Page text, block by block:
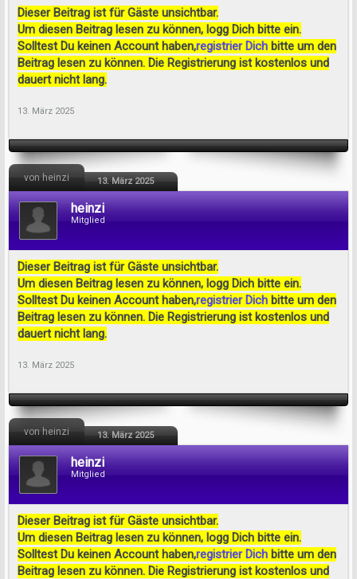
Dieser Beitrag ist für Gäste unsichtbar.
Um diesen Beitrag lesen zu können, logg Dich bitte ein.
Solltest Du keinen Account haben,registrier Dich bitte um den
Beitrag lesen zu können. Die Registrierung ist kostenlos und
dauert nicht lang.
13. März 2025
von heinzi 13. März 2025
heinzi
Mitglied
Dieser Beitrag ist für Gäste unsichtbar.
Um diesen Beitrag lesen zu können, logg Dich bitte ein.
Solltest Du keinen Account haben,registrier Dich bitte um den
Beitrag lesen zu können. Die Registrierung ist kostenlos und
dauert nicht lang.
13. März 2025
von heinzi 13. März 2025
heinzi
Mitglied
Dieser Beitrag ist für Gäste unsichtbar.
Um diesen Beitrag lesen zu können, logg Dich bitte ein.
Solltest Du keinen Account haben,registrier Dich bitte um den
Beitrag lesen zu können. Die Registrierung ist kostenlos und